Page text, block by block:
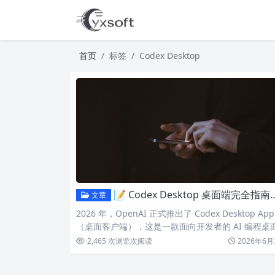
首页 标签 Codex Desktop
文章 📝 Codex Desktop 桌面端完全指南：安装、中文设置与 cc-switch 使用教程
2026 年，OpenAI 正式推出了 Codex Desktop App
（桌面客户端），这是一款面向开发者的 AI 编程桌
工具。
2,465 次浏览次阅读 2026年6